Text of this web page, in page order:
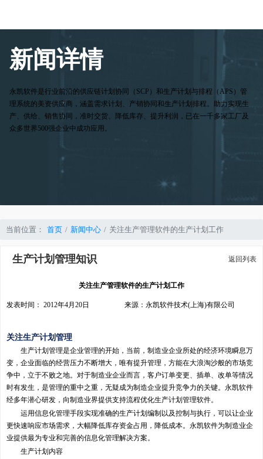
新闻详情
永凯软件是行业前沿的供应链计划协同（SCP）和生产计划与排程（APS）管
理系统的美资供应商，涵盖需求计划、产销协同和生产计划排程。助力实现生
产、供给、销售协同，准时交货、降低库存、提升利润，已在一千多家工厂及
众多世界500强企业中成功应用。
当前位置： 首页 新闻中心 关注生产管理软件的生产计划工作
生产计划管理知识 返回列表
关注生产管理软件的生产计划工作
发表时间： 2012年4月20日 来源：永凯软件技术(上海)有限公司
关注生产计划管理
生产计划管理是企业管理的开始，当前，制造业企业所处的经济环境瞬息万
变，企业面临的经营压力不断增大，唯有提升管理，方能在大浪淘沙般的市场竞
争中，立于不败之地。对于制造业企业而言，客户订单变更、插单、改单等情况
时有发生，是管理的重中之重，无疑成为制造企业提升竞争力的关键。永凯软件
经多年潜心研发，向制造业界提供支持流程优化生产计划管理软件。
运用信息化管理手段实现准确的生产计划编制以及控制与执行，可以让企业
更快速响应市场需求，大幅降低库存资金占用，降低成本。永凯软件为制造业企
业提供最为专业和完善的信息化管理解决方案。
生产计划内容